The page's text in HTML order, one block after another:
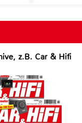
z.B. Car & Hifi